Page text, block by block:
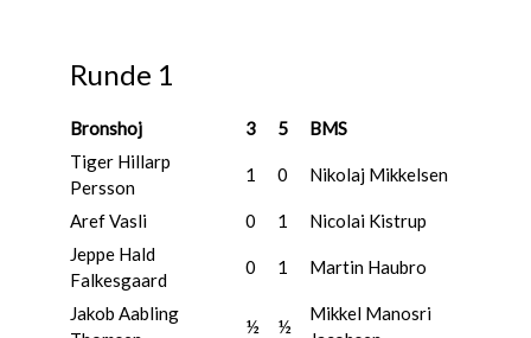
Runde 1
Bronshoj 3 5
BMS
Tiger Hillarp
Persson
1 0 Nikolaj Mikkelsen
Aref Vasli 0 1
Nicolai Kistrup
Jeppe Hald
Falkesgaard
0 1 Martin Haubro
Jakob Aabling
½ ½
Mikkel Manosri